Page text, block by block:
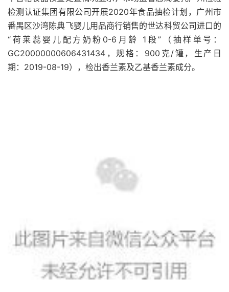
检测认证集团有限公司开展2020年食品抽检计划，广州市
番禺区沙湾陈典飞婴儿用品商行销售的世达科贸公司进口的
“荷莱蕊婴儿配方奶粉0-6月龄 1段”（抽样单号：
GC20000000606431434，规格：900克/罐，生产日
期：2019-08-19），检出香兰素及乙基香兰素成分。